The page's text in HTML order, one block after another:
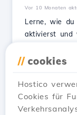
Vor 10 Monaten
Lerne, wie
aktivierst und
und zu
Siehe Artikel
// cookies
Hostico
Cookies für